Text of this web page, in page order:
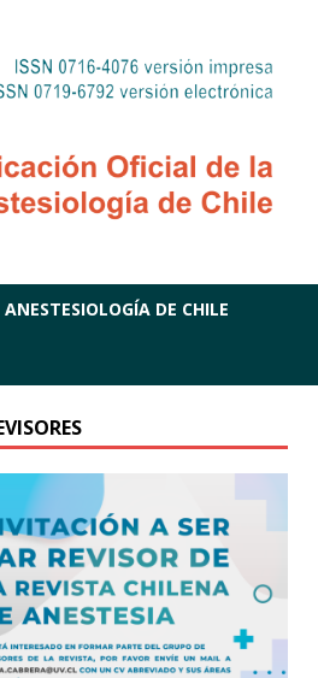
ANESTESIOLOGÍA DE CHILE